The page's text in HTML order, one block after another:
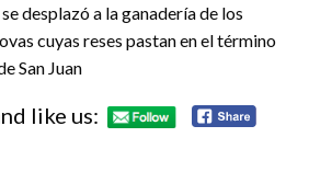
desplazó a la ganadería de los
cuyas reses pastan en el término
San Juan
like us: